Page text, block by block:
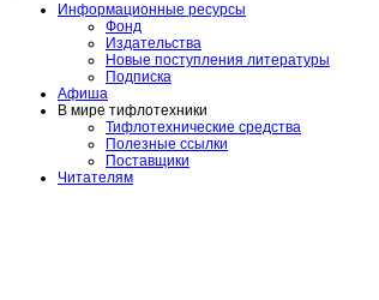
Информационные ресурсы
Фонд
Издательства
Новые поступления литературы
Подписка
Афиша
В мире тифлотехники
Тифлотехнические средства
Полезные ссылки
Поставщики
Читателям